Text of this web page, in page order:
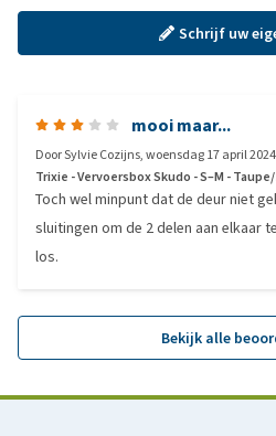
Schrijf uw
mooi maar...
DoorSylvie Cozijns,woensdag 17 april 2024
Trixie - Vervoersbox Skudo - S–M - Taupe/
Toch wel minpunt dat de deur niet
sluitingen om de 2 delen aan elkaar
los.
Bekijk alle